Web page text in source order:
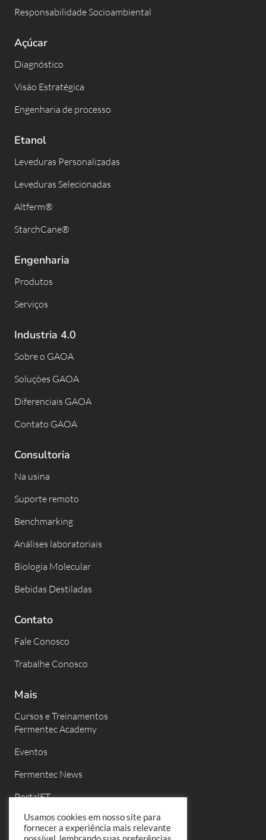
Responsabilidade Socioambiental
Açúcar
Diagnóstico
Visão Estratégica
Engenharia de processo
Etanol
Leveduras Personalizadas
Leveduras Selecionadas
Altferm®
StarchCane®
Engenharia
Produtos
Serviços
Industria 4.0
Sobre o GAOA
Soluções GAOA
Diferenciais GAOA
Contato GAOA
Consultoria
Na usina
Suporte remoto
Benchmarking
Análises laboratoriais
Biologia Molecular
Bebidas Destiladas
Contato
Fale Conosco
Trabalhe Conosco
Mais
Cursos e Treinamentos
Fermentec Academy
Eventos
Fermentec News
PortalFT
Políticas de Privacidade
Usamos cookies em nosso site para
fornecer a experiência mais relevante